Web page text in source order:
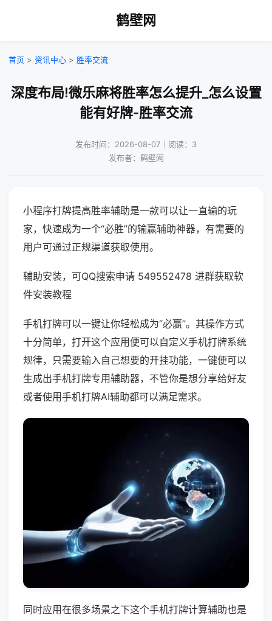
鹤壁网
首页 > 资讯中心 > 胜率交流
深度布局!微乐麻将胜率怎么提升_怎么设置
能有好牌-胜率交流
发布时间：2026-08-07｜阅读：3
发布者：鹤壁网
小程序打牌提高胜率辅助是一款可以让一直输的玩
家，快速成为一个“必胜”的输赢辅助神器，有需要的
用户可通过正规渠道获取使用。
辅助安装，可QQ搜索申请 549552478 进群获取软
件安装教程
手机打牌可以一键让你轻松成为“必赢”。其操作方式
十分简单，打开这个应用便可以自定义手机打牌系统
规律，只需要输入自己想要的开挂功能，一键便可以
生成出手机打牌专用辅助器，不管你是想分享给好友
或者使用手机打牌AI辅助都可以满足需求。
同时应用在很多场景之下这个手机打牌计算辅助也是